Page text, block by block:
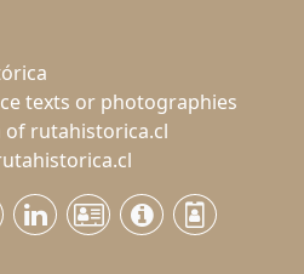
texts or photographies
rutahistorica.cl